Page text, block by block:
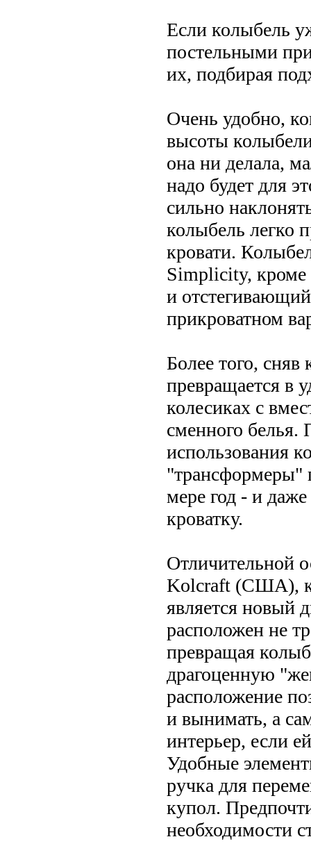
Если колыбель
постельными
их, подбирая
Очень удобно,
высоты
она ни делала,
надо будет для
сильно
колыбель легко
кровати.
Simplicity,
и
прикроватном
Более того,
превращается в
колесиках с
сменного белья.
использования
мере год - и даже
кроватку.
Отличительной
Kolcraft (США),
является новый
расположен не
превращая
драгоценную
расположение
и вынимать, а
интерьер, если
Удобные
ручка для
купол.
необходимости